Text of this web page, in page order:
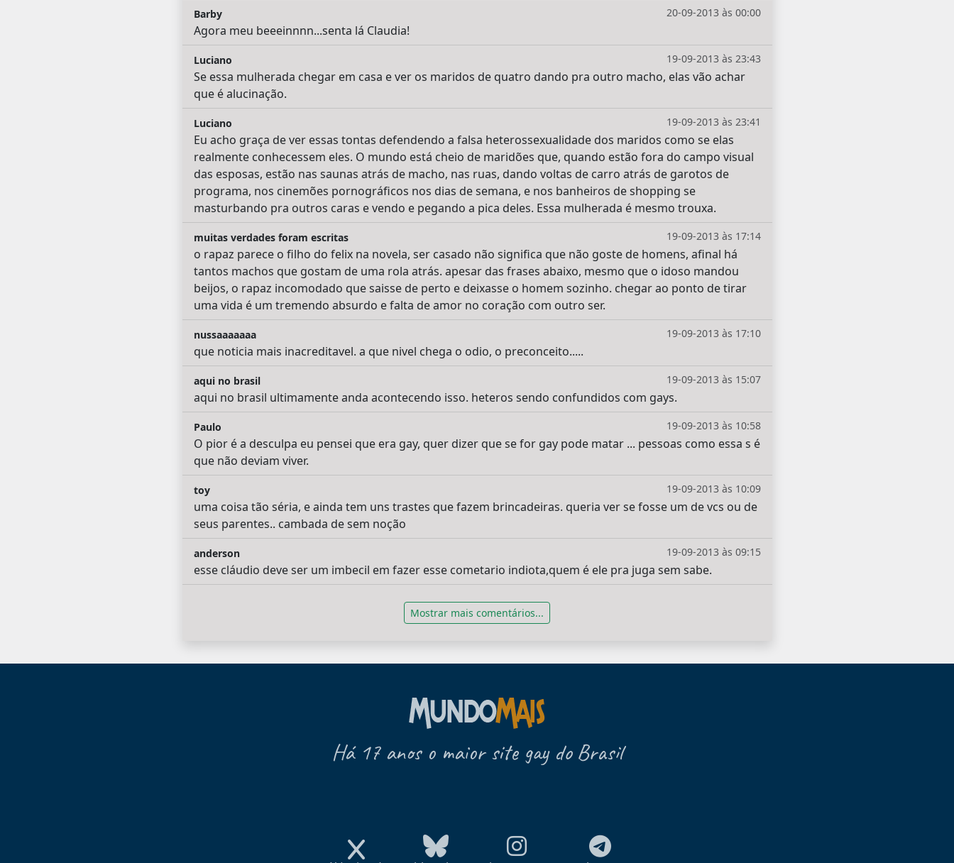
20-09-2013 às 00:00
Barby
Agora meu beeeinnnn...senta lá Claudia!
19-09-2013 às 23:43
Luciano
Se essa mulherada chegar em casa e ver os maridos de quatro dando pra outro macho, elas vão achar
que é alucinação.
19-09-2013 às 23:41
Luciano
Eu acho graça de ver essas tontas defendendo a falsa heterossexualidade dos maridos como se elas
realmente conhecessem eles. O mundo está cheio de maridões que, quando estão fora do campo visual
das esposas, estão nas saunas atrás de macho, nas ruas, dando voltas de carro atrás de garotos de
programa, nos cinemões pornográficos nos dias de semana, e nos banheiros de shopping se
masturbando pra outros caras e vendo e pegando a pica deles. Essa mulherada é mesmo trouxa.
19-09-2013 às 17:14
muitas verdades foram escritas
o rapaz parece o filho do felix na novela, ser casado não significa que não goste de homens, afinal há
tantos machos que gostam de uma rola atrás. apesar das frases abaixo, mesmo que o idoso mandou
beijos, o rapaz incomodado que saisse de perto e deixasse o homem sozinho. chegar ao ponto de tirar
uma vida é um tremendo absurdo e falta de amor no coração com outro ser.
19-09-2013 às 17:10
nussaaaaaaa
que noticia mais inacreditavel. a que nivel chega o odio, o preconceito.....
19-09-2013 às 15:07
aqui no brasil
aqui no brasil ultimamente anda acontecendo isso. heteros sendo confundidos com gays.
19-09-2013 às 10:58
Paulo
O pior é a desculpa eu pensei que era gay, quer dizer que se for gay pode matar ... pessoas como essa s é
que não deviam viver.
19-09-2013 às 10:09
toy
uma coisa tão séria, e ainda tem uns trastes que fazem brincadeiras. queria ver se fosse um de vcs ou de
seus parentes.. cambada de sem noção
19-09-2013 às 09:15
anderson
esse cláudio deve ser um imbecil em fazer esse cometario indiota,quem é ele pra juga sem sabe.
Mostrar mais comentários...
Há 17 anos o maior site gay do Brasil